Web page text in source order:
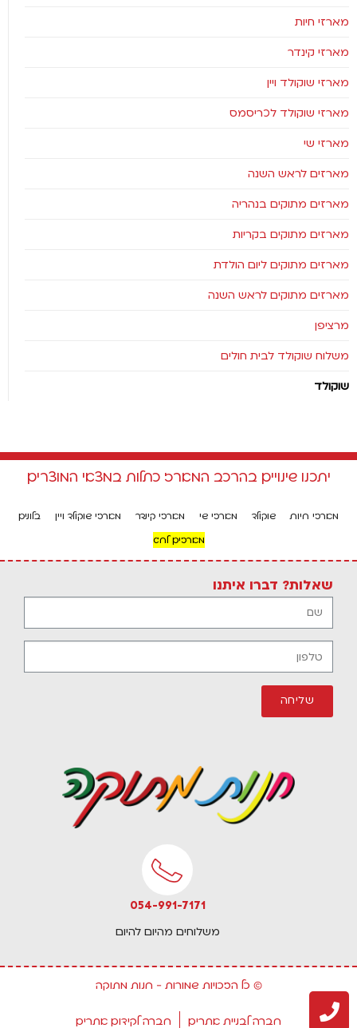
מארזי חיות
מארזי קינדר
מארזי שוקולד ויין
מארזי שוקולד לכריסמס
מארזי שי
מארזים לראש השנה
מארזים מתוקים בנהריה
מארזים מתוקים בקריות
מארזים מתוקים ליום הולדת
מארזים מתוקים לראש השנה
מרציפן
משלוח שוקולד לבית חולים
שוקולד
יתכנו שינויים בהרכב המארז כתלות במצאי המוצרים
מארזי חיות שוקולד מארזי שי מארזי קינדר מארזי שוקולד ויין
בלונים
מארזים לחג
שאלות? דברו איתנו
שליחה
054-991-7171​
משלוחים מהיום להיום
© כל הזכויות שמורות - חנות מתוקה
חברה לבניית אתרים חברה לקידום אתרים